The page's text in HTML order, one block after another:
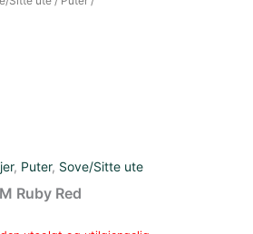
, Puter, Sove/Sitte ute
Ruby Red